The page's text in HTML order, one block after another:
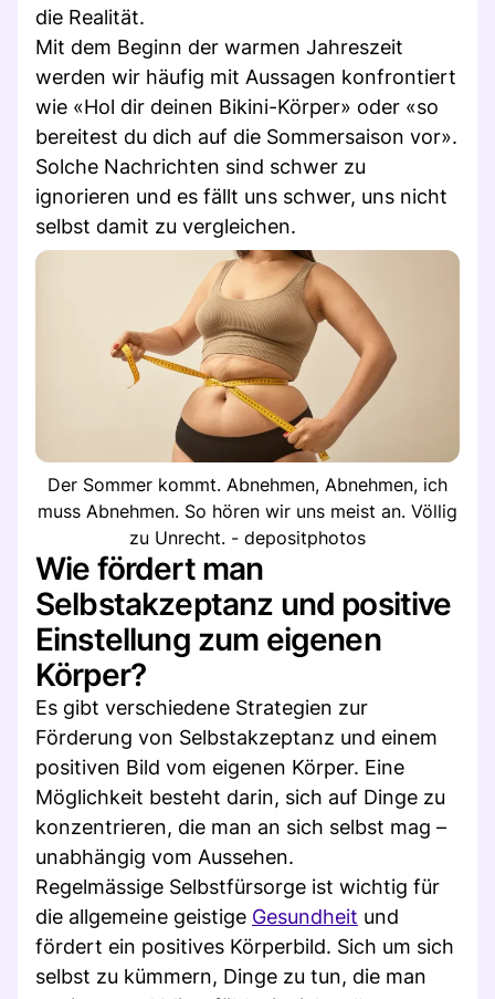
die Realität.
Mit dem Beginn der warmen Jahreszeit
werden wir häufig mit Aussagen konfrontiert
wie «Hol dir deinen Bikini-Körper» oder «so
bereitest du dich auf die Sommersaison vor».
Solche Nachrichten sind schwer zu
ignorieren und es fällt uns schwer, uns nicht
selbst damit zu vergleichen.
Der Sommer kommt. Abnehmen, Abnehmen, ich
muss Abnehmen. So hören wir uns meist an. Völlig
zu Unrecht. - depositphotos
Wie fördert man
Selbstakzeptanz und positive
Einstellung zum eigenen
Körper?
Es gibt verschiedene Strategien zur
Förderung von Selbstakzeptanz und einem
positiven Bild vom eigenen Körper. Eine
Möglichkeit besteht darin, sich auf Dinge zu
konzentrieren, die man an sich selbst mag –
unabhängig vom Aussehen.
Regelmässige Selbstfürsorge ist wichtig für
die allgemeine geistige Gesundheit und
fördert ein positives Körperbild. Sich um sich
selbst zu kümmern, Dinge zu tun, die man